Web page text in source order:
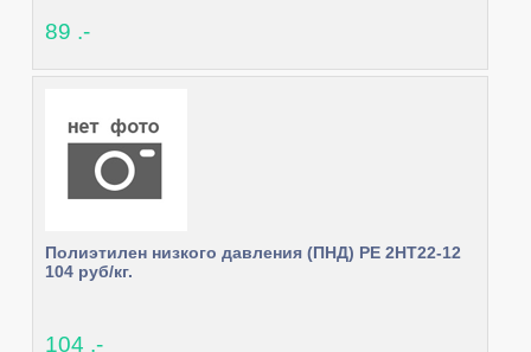
89 .-
Полиэтилен низкого давления (ПНД) PE 2HT22-12
104 руб/кг.
104 .-